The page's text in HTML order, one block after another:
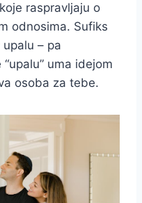
raspravljaju o
odnosima. Sufiks
– pa
“upalu” uma idejom
osoba za tebe.